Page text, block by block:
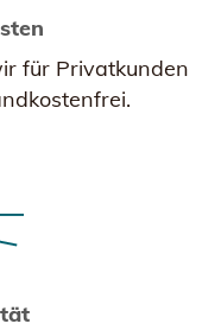
für Privatkunden